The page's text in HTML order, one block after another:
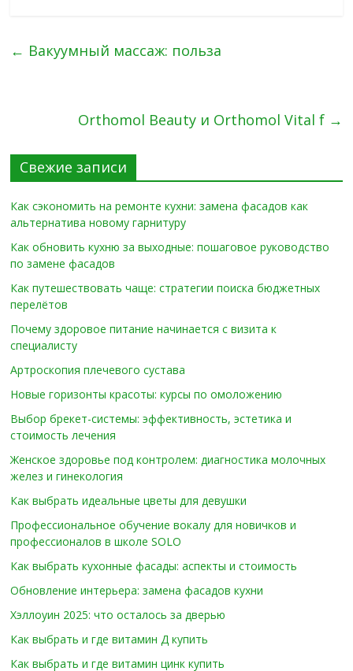
← Вакуумный массаж: польза
Orthomol Beauty и Orthomol Vital f →
Свежие записи
Как сэкономить на ремонте кухни: замена фасадов как
альтернатива новому гарнитуру
Как обновить кухню за выходные: пошаговое руководство
по замене фасадов
Как путешествовать чаще: стратегии поиска бюджетных
перелётов
Почему здоровое питание начинается с визита к
специалисту
Артроскопия плечевого сустава
Новые горизонты красоты: курсы по омоложению
Выбор брекет-системы: эффективность, эстетика и
стоимость лечения
Женское здоровье под контролем: диагностика молочных
желез и гинекология
Как выбрать идеальные цветы для девушки
Профессиональное обучение вокалу для новичков и
профессионалов в школе SOLO
Как выбрать кухонные фасады: аспекты и стоимость
Обновление интерьера: замена фасадов кухни
Хэллоуин 2025: что осталось за дверью
Как выбрать и где витамин Д купить
Как выбрать и где витамин цинк купить